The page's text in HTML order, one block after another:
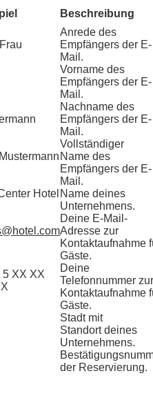
Beschreibung
Anrede des
Empfängers der E-
Mail.
Vorname des
Empfängers der E-
Mail.
Nachname des
Empfängers der E-
Mail.
Vollständiger
Name des
Empfängers der E-
Mail.
Hotel Name deines
Unternehmens.
Deine E-Mail-
Adresse zur
Kontaktaufnahme
Gäste.
5 XX XX
Deine
Telefonnummer
Kontaktaufnahme
Gäste.
Stadt mit
Standort deines
Unternehmens.
der Reservierung.